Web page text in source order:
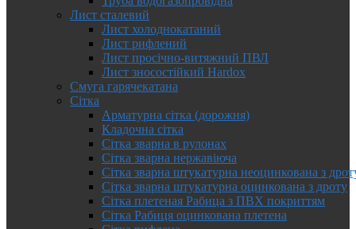
Лист сталевий
Лист холоднокатаний
Лист рифлений
Лист просічно-витяжний ПВЛ
Лист зносостійкий Hardox
Смуга гарячекатана
Сітка
Арматурна сітка (дорожня)
Кладочна сітка
Сітка зварна в рулонах
Сітка зварна нержавіюча
Сітка зварна штукатурна неоцинкована з
Сітка зварна штукатурна оцинкована з дроту
Сітка плетеная Рабица з ПВХ покриттям
Сітка Рабиця оцинкована плетена